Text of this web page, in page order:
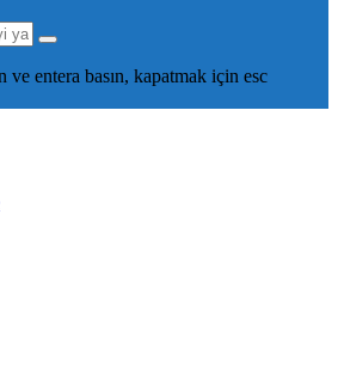
ve entera basın, kapatmak için esc